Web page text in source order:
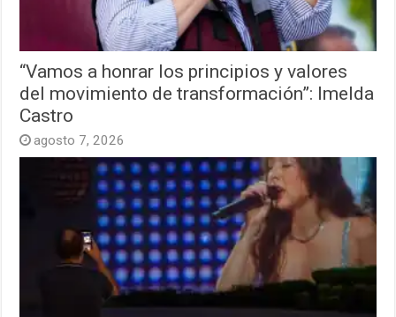
“Vamos a honrar los principios y valores
del movimiento de transformación”: Imelda
Castro
agosto 7, 2026